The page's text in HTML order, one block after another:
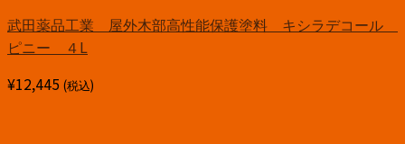
武田薬品工業 屋外木部高性能保護塗料 キシラデコール
ピニー ４L
¥12,445 (税込)